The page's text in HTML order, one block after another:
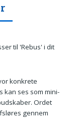
til 'Rebus' i dit
konkrete
kan ses som mini-
Ordet
gennem